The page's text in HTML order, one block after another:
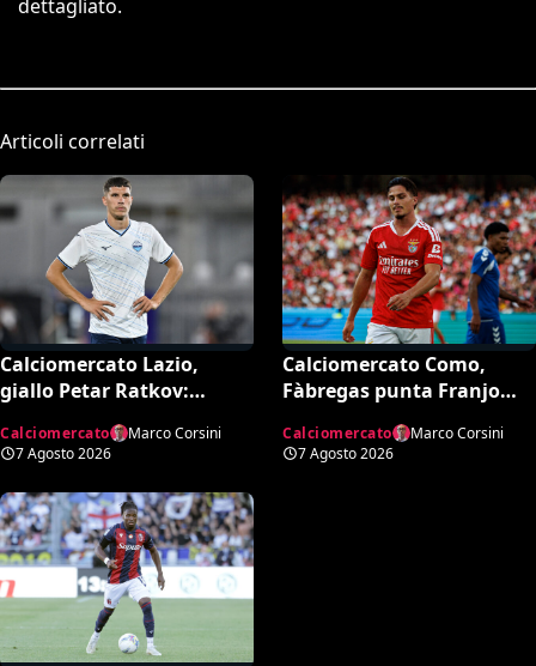
dettagliato.
Articoli correlati
Calciomercato Lazio,
giallo Petar Ratkov:
Mosca e la smentita
dell’agente
Calciomercato
Marco Corsini
7 Agosto 2026
Calciomercato Como,
Fàbregas punta Franjo
punto sulla trattativa
Calciomercato
Marco Corsini
7 Agosto 2026